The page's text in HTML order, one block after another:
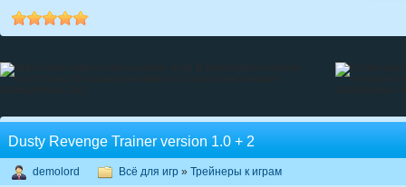
Dusty Revenge Trainer version 1.0 + 2
demolord Всё для игр » Трейнеры к играм